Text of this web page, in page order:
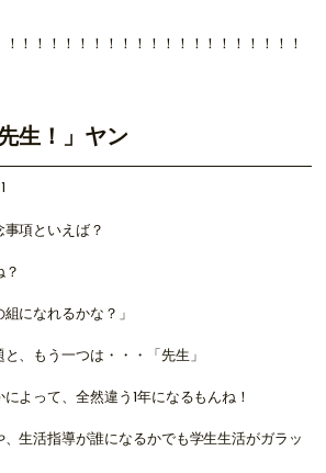
！！！！！！！！！！！！！！！！！！！！
生！」ヤン
項といえば？
？
になれるかな？」
、もう一つは・・・「先生」
よって、全然違う1年になるもんね！
生活指導が誰になるかでも学生生活がガラッ